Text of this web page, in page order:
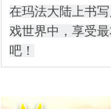
在玛法大陆上书
戏世界中，享受
吧！